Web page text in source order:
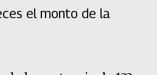
el monto de la